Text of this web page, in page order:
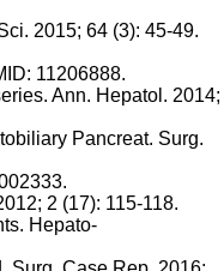
2015; 64 (3): 45-49.
11206888.
Ann. Hepatol. 2014;
Pancreat. Surg.
2 (17): 115-118.
Hepato-